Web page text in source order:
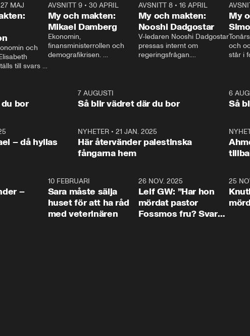
27 MAJ
och
till svars
AVSNITT 9• 30 APRIL
My och makten:
Mikael Damberg
Ekonomin,
finansministerrollen och
demografikrisen.
och Makten.
AVSNITT 8• 16 APRIL
My och makten:
Nooshi Dadgostar
V-ledaren Nooshi Dadgostar
pressas internt om
regeringsfrågan.
– Vi ställer upp i val. Ska vi
vara med så sitter vi förstås
My
och
står i
1:06
bor
7 AUGUSTI
Så blir vädret där du bor
6
Så
– då hyllas
NYHETER •21 JAN. 2025
Här återvänder palestinska
fångarna hem
–
10 FEBRUARI
Sara måste sälja
huset för att ha råd
med veterinären
26 NOV. 2025
Leif GW: ”Har hon
mördat pastor
Fossmos fru? Svar
25